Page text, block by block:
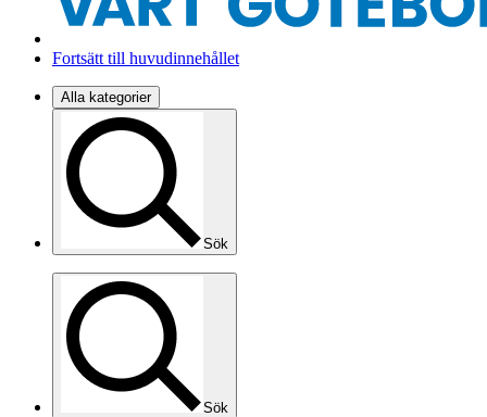
Fortsätt till huvudinnehållet
Alla kategorier
Sök
Sök